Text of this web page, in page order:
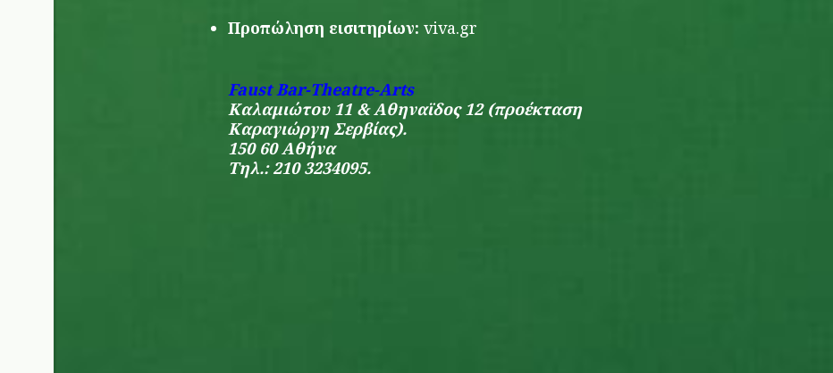
Προπώληση εισιτηρίων: viva.gr
Faust Bar-Theatre-Arts
Καλαμιώτου 11 & Αθηναϊδος 12 (προέκταση
Καραγιώργη Σερβίας).
150 60 Αθήνα
Τηλ.: 210 3234095.